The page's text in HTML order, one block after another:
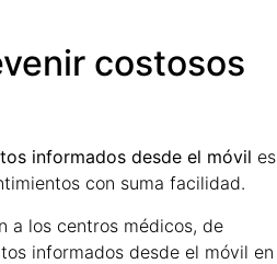
costosos
informados desde el móvil es
con suma facilidad.
a los centros médicos, de
informados desde el móvil en